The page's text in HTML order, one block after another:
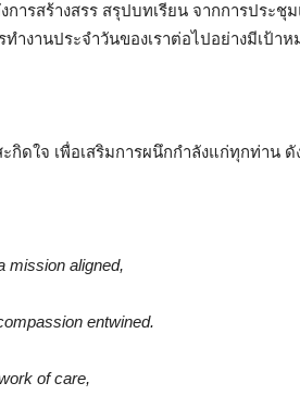
การสร้างสรร สรุปบทเรียน จากการประชุ
ำงานประจำวันของเราต่อไปอย่างมีเป้าห
ดใจ เพื่อเสริมการผนึกกำลังแก่ทุกท่าน ดั
mission aligned,
entwined.
of care,